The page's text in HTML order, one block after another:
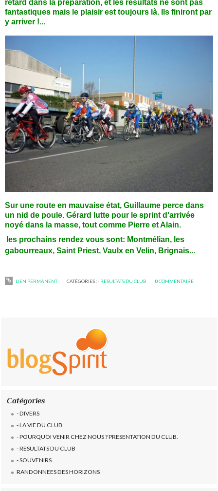
Catégories
- DIVERS
- LA VIE DU CLUB
- POURQUOI VENIR CHEZ NOUS ? PRESENTATION DU CLUB.
- RESULTATS DU CLUB
- SOUVENIRS
RANDONNEES DES HORIZONS
retard dans la préparation, et les résultats ne sont pas
fantastiques mais le plaisir est toujours là. Ils finiront par
y arriver !...
Sur une route en mauvaise état, Guillaume perce dans
un nid de poule. Gérard lutte pour le sprint d'arrivée
noyé dans la masse, tout comme Pierre et Alain.
les prochains rendez vous sont: Montmélian, les
gabourreaux, Saint Priest, Vaulx en Velin, Brignais...
LIEN PERMANENT CATÉGORIES :- RESULTATS DU CLUB 0COMMENTAIRE